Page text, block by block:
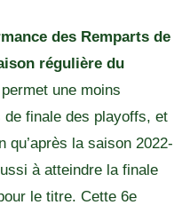
des Remparts de
régulière du
une moins
finale des playoffs, et
qu’après la saison 2022-
à atteindre la finale
le titre. Cette 6e